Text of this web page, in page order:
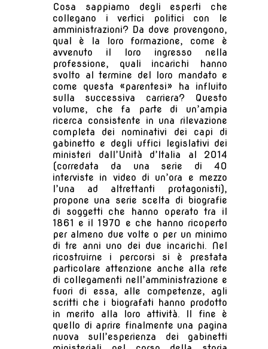
Cosa sappiamo degli esperti che
collegano i vertici politici con le
amministrazioni? Da dove provengono,
qual è la loro formazione, come è
avvenuto il loro ingresso nella
professione, quali incarichi hanno
svolto al termine del loro mandato e
come questa «parentesi» ha influito
sulla successiva carriera? Questo
volume, che fa parte di un’ampia
ricerca consistente in una rilevazione
completa dei nominativi dei capi di
gabinetto e degli uffici legislativi dei
ministeri dall’Unità d’Italia al 2014
(corredata da una serie di 40
interviste in video di un’ora e mezzo
l’una ad altrettanti protagonisti),
propone una serie scelta di biografie
di soggetti che hanno operato tra il
1861 e il 1970 e che hanno ricoperto
per almeno due volte o per un minimo
di tre anni uno dei due incarichi. Nel
ricostruirne i percorsi si è prestata
particolare attenzione anche alla rete
di collegamenti nell’amministrazione e
fuori di essa, alle competenze, agli
scritti che i biografati hanno prodotto
in merito alla loro attività. Il fine è
quello di aprire finalmente una pagina
nuova sull’esperienza dei gabinetti